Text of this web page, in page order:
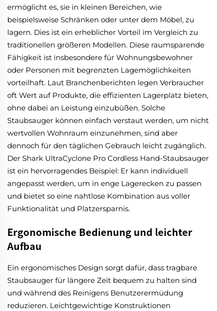
ermöglicht es, sie in kleinen Bereichen, wie
beispielsweise Schränken oder unter dem Möbel, zu
lagern. Dies ist ein erheblicher Vorteil im Vergleich zu
traditionellen größeren Modellen. Diese raumsparende
Fähigkeit ist insbesondere für Wohnungsbewohner
oder Personen mit begrenzten Lagemöglichkeiten
vorteilhaft. Laut Branchenberichten legen Verbraucher
oft Wert auf Produkte, die effizienten Lagerplatz bieten,
ohne dabei an Leistung einzubüßen. Solche
Staubsauger können einfach verstaut werden, um nicht
wertvollen Wohnraum einzunehmen, sind aber
dennoch für den täglichen Gebrauch leicht zugänglich.
Der Shark UltraCyclone Pro Cordless Hand-Staubsauger
ist ein hervorragendes Beispiel: Er kann individuell
angepasst werden, um in enge Lagerecken zu passen
und bietet so eine nahtlose Kombination aus voller
Funktionalität und Platzersparnis.
Ergonomische Bedienung und leichter
Aufbau
Ein ergonomisches Design sorgt dafür, dass tragbare
Staubsauger für längere Zeit bequem zu halten sind
und während des Reinigens Benutzerermüdung
reduzieren. Leichtgewichtige Konstruktionen